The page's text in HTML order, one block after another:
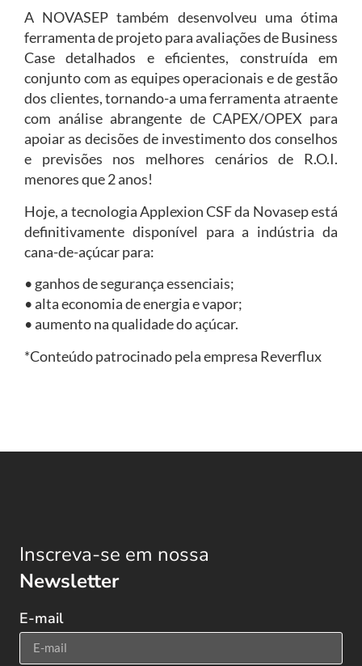
A NOVASEP também desenvolveu uma ótima
ferramenta de projeto para avaliações de Business
Case detalhados e eficientes, construída em
conjunto com as equipes operacionais e de gestão
dos clientes, tornando-a uma ferramenta atraente
com análise abrangente de CAPEX/OPEX para
apoiar as decisões de investimento dos conselhos
e previsões nos melhores cenários de R.O.I.
menores que 2 anos!
Hoje, a tecnologia Applexion CSF da Novasep está
definitivamente disponível para a indústria da
cana-de-açúcar para:
• ganhos de segurança essenciais;
• alta economia de energia e vapor;
• aumento na qualidade do açúcar.
*Conteúdo patrocinado pela empresa Reverflux
Inscreva-se em nossa
Newsletter
E-mail